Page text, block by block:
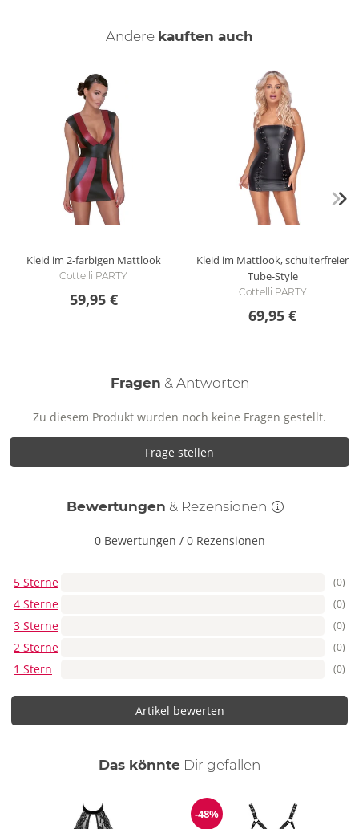
Andere kauften auch
Kleid im 2-farbigen Mattlook
Cottelli PARTY
59,95 €
Kleid im Mattlook, schulterfreier
Tube-Style
Cottelli PARTY
69,95 €
Fragen & Antworten
Zu diesem Produkt wurden noch keine Fragen gestellt.
Frage stellen
Bewertungen & Rezensionen
0 Bewertungen / 0 Rezensionen
5 Sterne (0)
4 Sterne (0)
3 Sterne (0)
2 Sterne (0)
1 Stern (0)
Artikel bewerten
Das könnte Dir auch
gefallen
Reduzierung
-48%